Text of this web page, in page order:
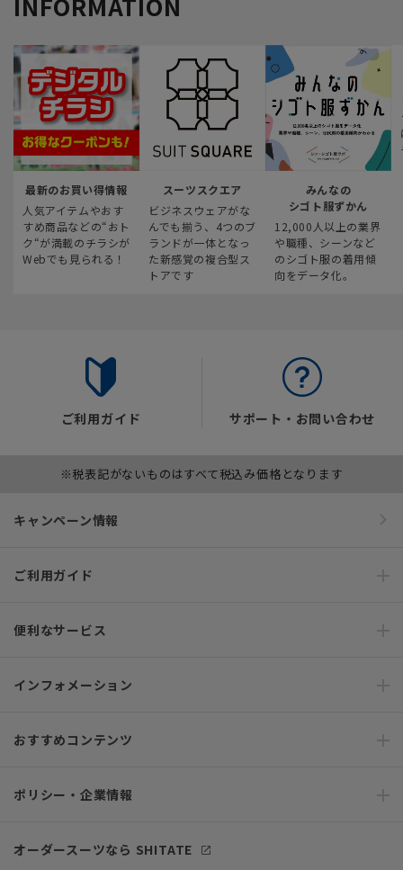
最新のお買い得情報
人気アイテムやおす
すめ商品などの“おト
ク“が満載のチラシが
Webでも見られる！
スーツスクエア
ビジネスウェアがな
んでも揃う、4つのブ
ランドが一体となっ
た新感覚の複合型ス
トアです
みんなの
シゴト服ずかん
12,000人以上の業界
や職種、シーンなど
のシゴト服の着用傾
向をデータ化。
ご利用ガイド サポート・お問い合わせ
※税表記がないものはすべて税込み価格となります
キャンペーン情報
ご利用ガイド
便利なサービス
インフォメーション
おすすめコンテンツ
ポリシー・企業情報
オーダースーツなら SHITATE